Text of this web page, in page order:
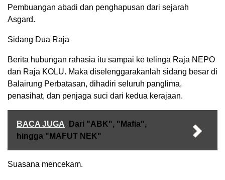
Pembuangan abadi dan penghapusan dari sejarah
Asgard.
Sidang Dua Raja
Berita hubungan rahasia itu sampai ke telinga Raja NEPO
dan Raja KOLU. Maka diselenggarakanlah sidang besar di
Balairung Perbatasan, dihadiri seluruh panglima,
penasihat, dan penjaga suci dari kedua kerajaan.
BACA JUGA
Dari "ABK", "Mafia",
hingga "MAFUT NEK"
Suasana mencekam.